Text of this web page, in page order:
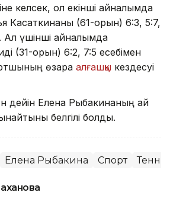
келсек, ол екінші айналымда
Касаткинаны (61-орын) 6:3, 5:7,
Ал үшінші айналымда
(31-орын) 6:2, 7:5 есебімен
өзара алғашқы кездесуі
дейін Елена Рыбакинаның қай
белгілі болды.
Елена Рыбакина Спорт